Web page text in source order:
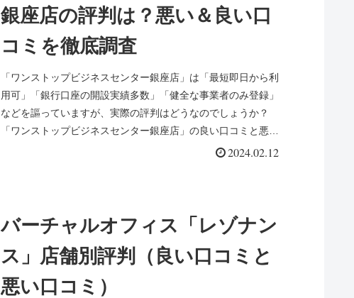
銀座店の評判は？悪い＆良い口
コミを徹底調査
「ワンストップビジネスセンター銀座店」は「最短即日から利
用可」「銀行口座の開設実績多数」「健全な事業者のみ登録」
などを謳っていますが、実際の評判はどうなのでしょうか？
「ワンストップビジネスセンター銀座店」の良い口コミと悪い
2024.02.12
バーチャルオフィス「レゾナン
ス」店舗別評判（良い口コミと
悪い口コミ）